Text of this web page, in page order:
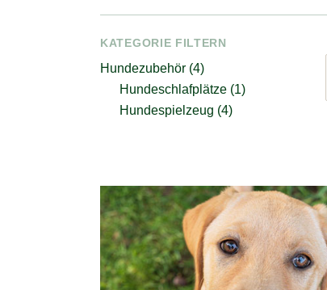
KATEGORIE FILTERN
Hundezubehör (4)
Hundeschlafplätze (1)
Hundespielzeug (4)